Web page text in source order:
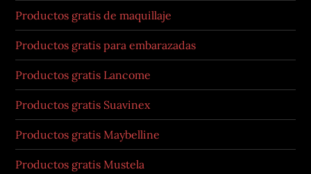
Productos gratis de maquillaje
Productos gratis para embarazadas
Productos gratis Lancome
Productos gratis Suavinex
Productos gratis Maybelline
Productos gratis Mustela